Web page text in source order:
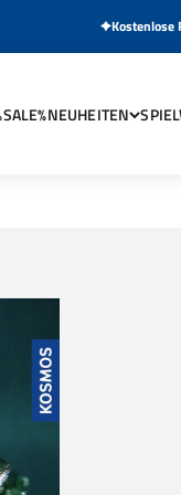
Kostenlose
NEUHEITEN